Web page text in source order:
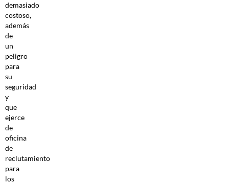
demasiado
costoso,
además
de
un
peligro
para
su
seguridad
y
que
ejerce
de
oficina
de
reclutamiento
para
los